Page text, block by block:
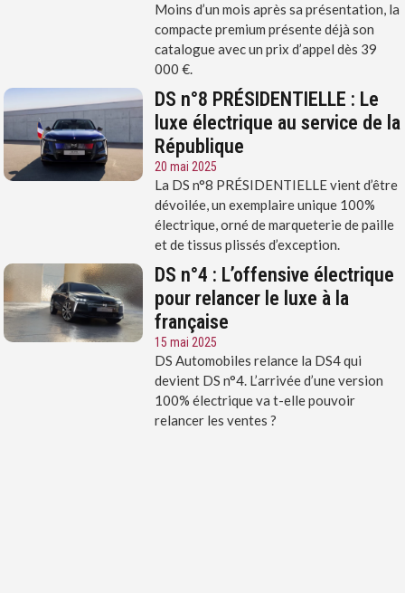
Moins d’un mois après sa présentation, la
compacte premium présente déjà son
catalogue avec un prix d’appel dès 39
000 €.
DS n°8 PRÉSIDENTIELLE : Le
luxe électrique au service de la
République
20 mai 2025
La DS n°8 PRÉSIDENTIELLE vient d’être
dévoilée, un exemplaire unique 100%
électrique, orné de marqueterie de paille
et de tissus plissés d’exception.
DS n°4 : L’offensive électrique
pour relancer le luxe à la
française
15 mai 2025
DS Automobiles relance la DS4 qui
devient DS n°4. L’arrivée d’une version
100% électrique va t-elle pouvoir
relancer les ventes ?